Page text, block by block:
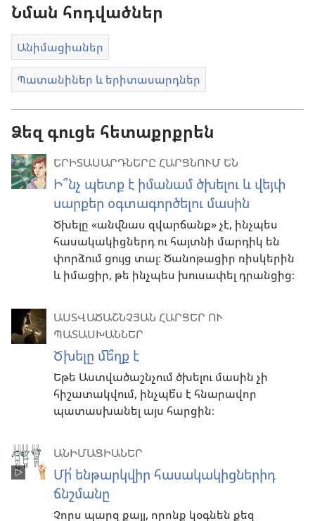
Նման հոդվածներ
Անիմացիաներ
Պատանիներ և երիտասարդներ
Ձեզ գուցե հետաքրքրեն
ԵՐԻՏԱՍԱՐԴՆԵՐԸ ՀԱՐՑՆՈՒՄ ԵՆ
Ի՞նչ պետք է իմանամ ծխելու և վեյփ
սարքեր օգտագործելու մասին
Ծխելը «անվնաս զվարճանք» չէ, ինչպես
հասակակիցներդ ու հայտնի մարդիկ են
փորձում ցույց տալ։ Ծանոթացիր ռիսկերին
և իմացիր, թե ինչպես խուսափել դրանցից։
ԱՍՏՎԱԾԱՇՆՉՅԱՆ ՀԱՐՑԵՐ ՈՒ
ՊԱՏԱՍԽԱՆՆԵՐ
Ծխելը մե՞ղք է
Եթե Աստվածաշնչում ծխելու մասին չի
հիշատակվում, ինչպե՞ս է հնարավոր
պատասխանել այս հարցին։
ԱՆԻՄԱՑԻԱՆԵՐ
Մի՛ ենթարկվիր հասակակիցներիդ
ճնշմանը
Չորս պարզ քայլ, որոնք կօգնեն քեզ